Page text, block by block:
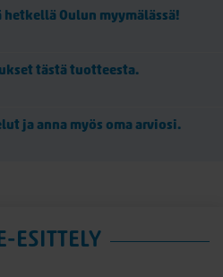
Oulun myymälässä!
tästä tuotteesta.
ja anna myös oma arviosi.
ESITTELY